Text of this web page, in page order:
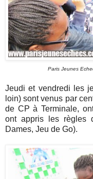
Paris Jeunes
Jeudi et vendredi les
loin) sont venus par
de CP à Terminale,
ont appris les règles
Dames, Jeu de Go).